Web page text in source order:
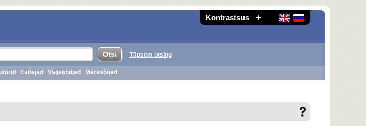
Kontrastsus
Täpsem otsing
Esitajad Väljaandjad Märksõnad